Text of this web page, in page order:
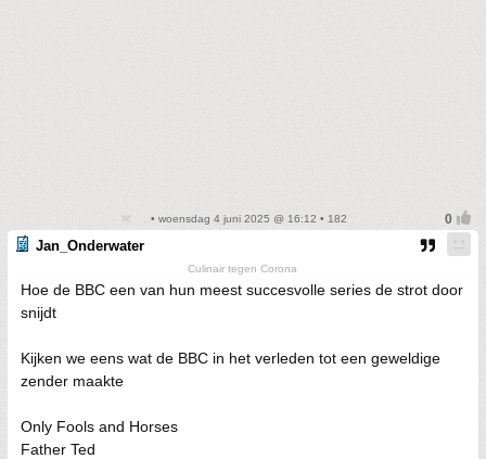
• woensdag 4 juni 2025 @ 16:12 • 182
Jan_Onderwater
Culinair tegen Corona
Hoe de BBC een van hun meest succesvolle series de strot door
snijdt
Kijken we eens wat de BBC in het verleden tot een geweldige
zender maakte
Only Fools and Horses
Father Ted